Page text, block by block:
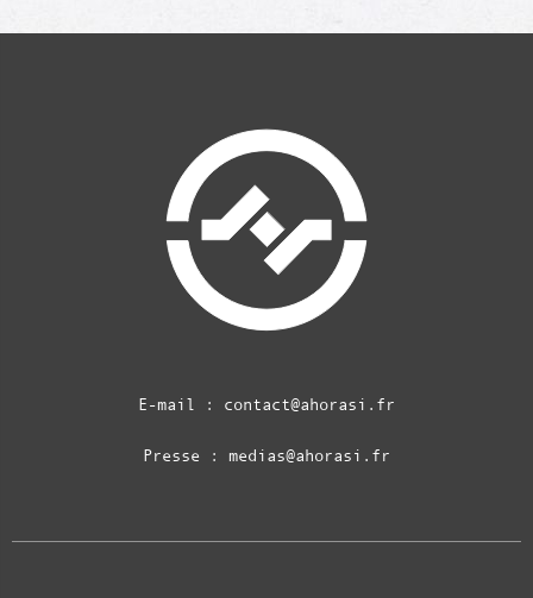
E-mail : contact@ahorasi.fr
Presse : medias@ahorasi.fr